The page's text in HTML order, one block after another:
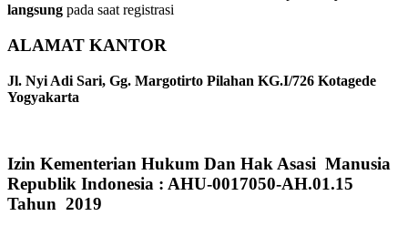
langsung pada saat registrasi
ALAMAT KANTOR
Jl. Nyi Adi Sari, Gg. Margotirto Pilahan KG.I/726 Kotagede
Yogyakarta
Izin Kementerian Hukum Dan Hak Asasi Manusia
Republik Indonesia : AHU-0017050-AH.01.15
Tahun 2019